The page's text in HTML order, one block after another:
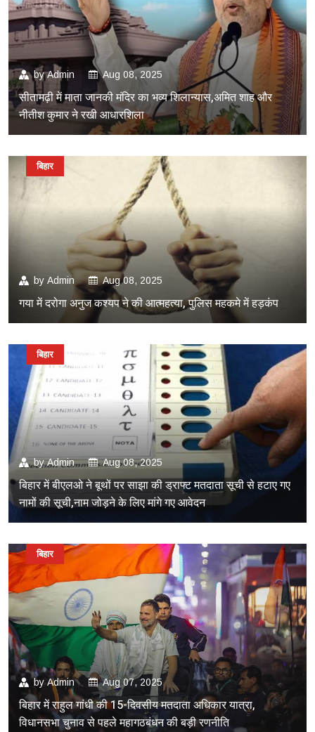
byAdmin Aug 08, 2025
सीतामढ़ी में माता जानकी मंदिर का भव्य शिलान्यास,अमित शाह और
नीतीश कुमार ने रखी आधारशिला
by Admin Aug 08, 2025
गया में दरोगा अनुज कश्यप ने की आत्महत्या, पुलिस महकमे में हड़कंप
बिहार
byAdmin Aug 08, 2025
बिहार में बीएलओ ने बूथों पर साझा की ड्राफ्ट मतदाता सूची से हटाए गए
नामों की सूची,नाम जोड़ने के लिए मांगे गए आवेदन
बिहार
byAdmin Aug 07, 2025
बिहार में राहुल गांधी की 15-दिवसीय मतदाता अधिकार यात्रा,
विधानसभा चुनाव से पहले महागठबंधन की बड़ी रणनीति
बिहार